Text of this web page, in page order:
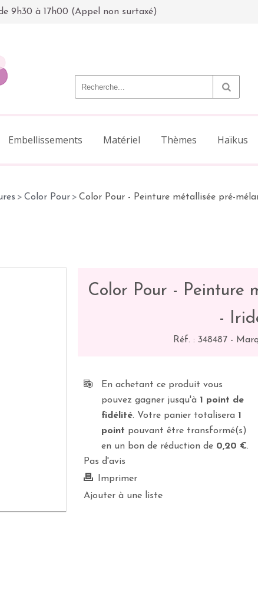
9h30 à 17h00 (Appel non surtaxé)
Embellissements Matériel Thèmes Haïkus
> Color Pour > Color Pour - Peinture métallisée pré-
Color Pour - Peinture
-
Réf. : 348487-
En achetant ce produit vous
pouvez gagner jusqu'à 1
point de
fidélité. Votre panier totalisera 1
point pouvant être transformé(s)
en un bon de réduction de 0,20 €.
Pas d'avis
Imprimer
Ajouter à une liste